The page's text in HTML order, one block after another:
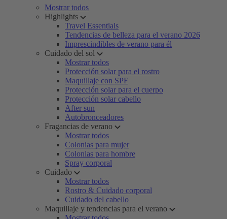
Mostrar todos
Highlights
Travel Essentials
Tendencias de belleza para el verano 2026
Imprescindibles de verano para él
Cuidado del sol
Mostrar todos
Protección solar para el rostro
Maquillaje con SPF
Protección solar para el cuerpo
Protección solar cabello
After sun
Autobronceadores
Fragancias de verano
Mostrar todos
Colonias para mujer
Colonias para hombre
Spray corporal
Cuidado
Mostrar todos
Rostro & Cuidado corporal
Cuidado del cabello
Maquillaje y tendencias para el verano